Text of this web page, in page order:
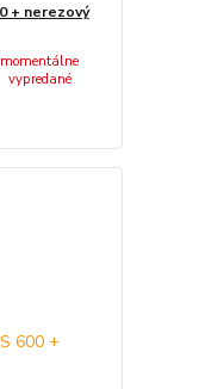
+ nerezový
momentálne
vypredané